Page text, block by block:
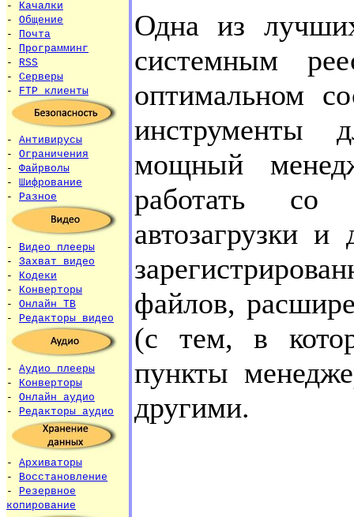
- Качалки
- Общение
- Почта
- Программинг
- RSS
- Серверы
- FTP клиенты
- Антивирусы
- Ограничения
- Файрволы
- Шифрование
- Разное
- Видео плееры
- Захват видео
- Кодеки
- Конверторы
- Онлайн ТВ
- Редакторы видео
- Аудио плееры
- Конверторы
- Онлайн аудио
- Редакторы аудио
- Архиваторы
- Восстановление
- Резервное
копирование
Одна из
системным
оптимальном
инструменты
мощный
работать со
автозагрузки и
файлов,
(с тем, в
пункты
другими.